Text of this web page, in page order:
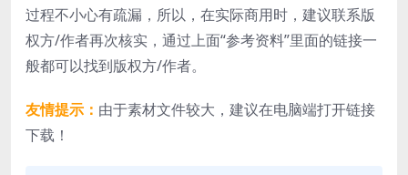
过程不小心有疏漏，所以，在实际商用时，建议联系版
权方/作者再次核实，通过上面“参考资料”里面的链接一
般都可以找到版权方/作者。
友情提示： 由于素材文件较大，建议在电脑端打开链接
下载！